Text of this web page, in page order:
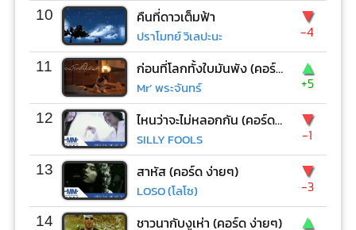
10 คืนที่ดาวเต็มฟ้า
ปราโมทย์ วิเลปะนะ
▼
-4
11 ก่อนที่โลกทั้งใบมันพัง (คอร์ด ง่ายๆ)
Mr’ พระจันทร์
▲
+5
12 ไหนว่าจะไม่หลอกกัน (คอร์ด ง่ายๆ)
SILLY FOOLS
▼
-1
13 สาหัส (คอร์ด ง่ายๆ)
LOSO (โลโซ)
▼
-3
14 ชาวนากับงูเห่า (คอร์ด ง่ายๆ) ▲